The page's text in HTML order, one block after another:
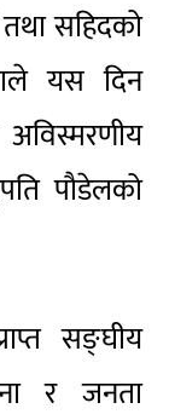
सहिदको
यस दिन
पौडेलको
सङ्घीय
र जनता